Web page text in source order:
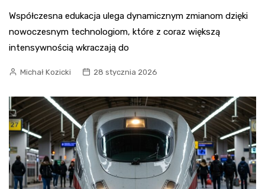
Współczesna edukacja ulega dynamicznym zmianom dzięki
nowoczesnym technologiom, które z coraz większą
intensywnością wkraczają do
Michał Kozicki 28 stycznia 2026